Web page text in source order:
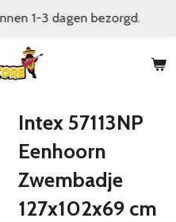
1-3 dagen bezorgd.
Intex 57113NP
Eenhoorn
Zwembadje
127x102x69 cm